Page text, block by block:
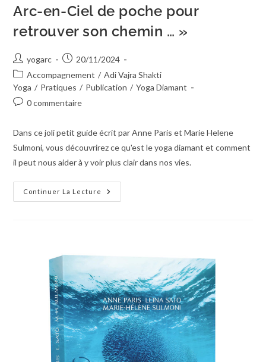
Arc-en-Ciel de poche pour
retrouver son chemin … »
yogarc
20/11/2024
Accompagnement / Adi Vajra Shakti
Yoga / Pratiques / Publication / Yoga Diamant
0 commentaire
Dans ce joli petit guide écrit par Anne Paris et Marie Helene
Sulmoni, vous découvrirez ce qu'est le yoga diamant et comment
il peut nous aider à y voir plus clair dans nos vies.
Continuer La Lecture